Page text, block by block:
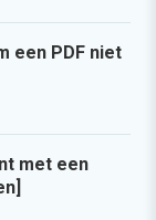
een PDF niet
met een